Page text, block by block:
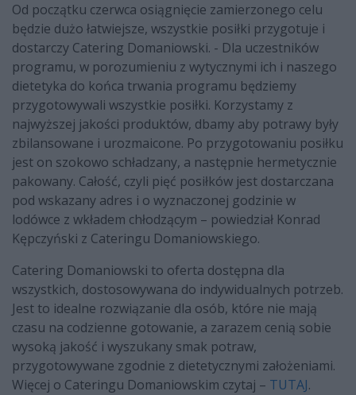
Od początku czerwca osiągnięcie zamierzonego celu
będzie dużo łatwiejsze, wszystkie posiłki przygotuje i
dostarczy Catering Domaniowski. - Dla uczestników
programu, w porozumieniu z wytycznymi ich i naszego
dietetyka do końca trwania programu będziemy
przygotowywali wszystkie posiłki. Korzystamy z
najwyższej jakości produktów, dbamy aby potrawy były
zbilansowane i urozmaicone. Po przygotowaniu posiłku
jest on szokowo schładzany, a następnie hermetycznie
pakowany. Całość, czyli pięć posiłków jest dostarczana
pod wskazany adres i o wyznaczonej godzinie w
lodówce z wkładem chłodzącym – powiedział Konrad
Kępczyński z Cateringu Domaniowskiego.
Catering Domaniowski to oferta dostępna dla
wszystkich, dostosowywana do indywidualnych potrzeb.
Jest to idealne rozwiązanie dla osób, które nie mają
czasu na codzienne gotowanie, a zarazem cenią sobie
wysoką jakość i wyszukany smak potraw,
przygotowywane zgodnie z dietetycznymi założeniami.
Więcej o Cateringu Domaniowskim czytaj – TUTAJ.